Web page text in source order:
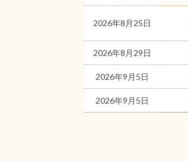
2026年8月25日
2026年8月29日
2026年9月5日
2026年9月5日